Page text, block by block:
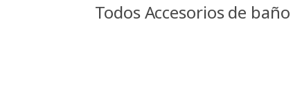
Todos Accesorios de baño